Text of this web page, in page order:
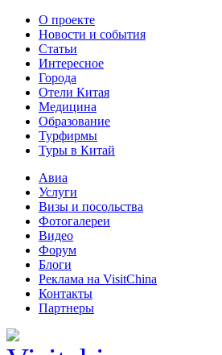
О проекте
Новости и события
Статьи
Интересное
Города
Отели Китая
Медицина
Образование
Турфирмы
Туры в Китай
Авиа
Услуги
Визы и посольства
Фотогалереи
Видео
Форум
Блоги
Реклама на VisitChina
Контакты
Партнеры